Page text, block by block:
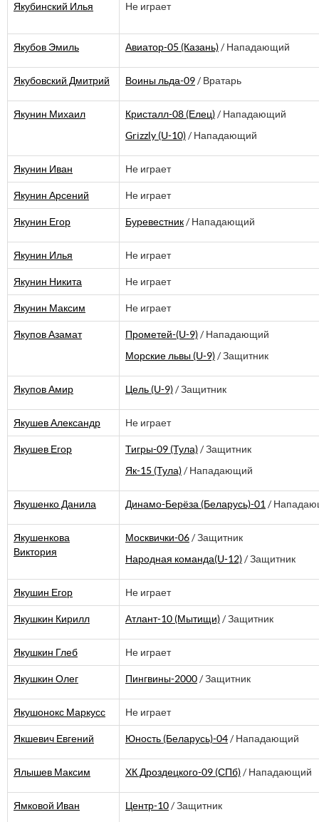
Якубинский Илья Не играет
Якубов Эмиль Авиатор-05 (Казань) / Нападающий
Якубовский Дмитрий Воины льда-09 / Вратарь
Якунин Михаил Кристалл-08 (Елец) / Нападающий
Grizzly (U-10) / Нападающий
Якунин Иван Не играет
Якунин Арсений Не играет
Якунин Егор Буревестник / Нападающий
Якунин Илья Не играет
Якунин Никита Не играет
Якунин Максим Не играет
Якупов Азамат Прометей-(U-9) / Нападающий
Морские львы (U-9) / Защитник
Якупов Амир Цель (U-9) / Защитник
Якушев Александр Не играет
Якушев Егор Тигры-09 (Тула) / Защитник
Як-15 (Тула) / Нападающий
Якушенко Данила Динамо-Берёза (Беларусь)-01 /
Якушенкова
Виктория
Москвички-06 / Защитник
Народная команда(U-12) / Защитник
Якушин Егор Не играет
Якушкин Кирилл Атлант-10 (Мытищи) / Защитник
Якушкин Глеб Не играет
Якушкин Олег Пингвины-2000 / Защитник
Якушонокс Маркусс Не играет
Якшевич Евгений Юность (Беларусь)-04 / Нападающий
Ялышев Максим ХК Дроздецкого-09 (СПб) / Нападающий
Ямковой Иван Центр-10 / Защитник